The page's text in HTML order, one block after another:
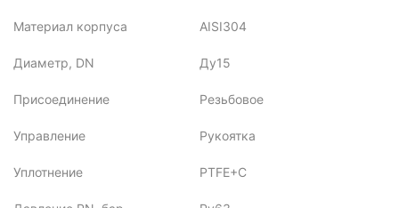
Материал корпуса AISI304
Диаметр, DN Ду15
Присоединение Резьбовое
Управление Рукоятка
Уплотнение PTFE+C